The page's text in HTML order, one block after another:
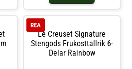
Le Creuset Signature
Stengods Frukosttallrik 6-
Delar Rainbow
REA